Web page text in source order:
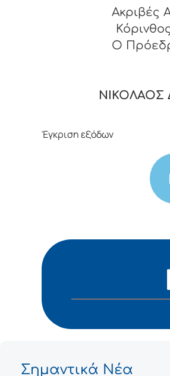
Ακριβές
O
ΝΙΚΟΛΑΟΣ
Έγκριση εξόδων
Σημαντικά Νέα